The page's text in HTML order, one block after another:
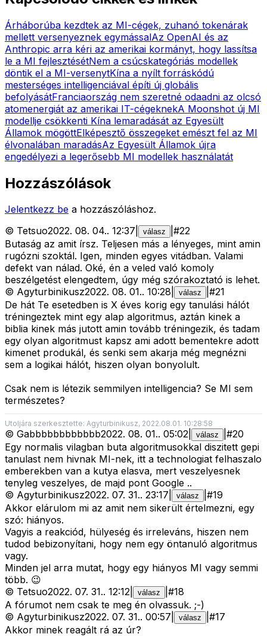
Árháborúba kezdtek az MI-cégek, zuhanó tokenárak
mellett versenyeznek egymássalAz OpenAI és az
Anthropic arra kéri az amerikai kormányt, hogy lassítsa
le a MI fejlesztésétNem a csúcskategóriás modellek
döntik el a MI-versenytKína a nyílt forráskódú
mesterséges intelligenciával építi új globális
befolyásátFranciaország nem szeretné odaadni az olcsó
atomenergiát az amerikai IT-cégeknekA Moonshot új MI
modellje csökkenti Kína lemaradását az Egyesült
Államok mögöttElképesztő összegeket emészt fel az MI
élvonalában maradásAz Egyesült Államok újra
engedélyezi a legerősebb MI modellek használatát
Hozzászólások
Jelentkezz be a hozzászóláshoz.
© Tetsuo2022. 08. 04.. 12:37 válasz #22
Butaság az amit írsz. Teljesen más a lényeges, mint amin
rugózni szoktál. Igen, minden egyes vitádban. Valami
defekt van nálad. Oké, én a veled való komoly
beszélgetést elengedtem, úgy még szórakoztató is lehet.
© Agyturbinikusz2022. 08. 01.. 10:28 válasz #21
De hát Te esetedben is X éves korig egy tanulási hálót
tréningeztek mint egy alap algoritmus, aztán kinek a
biblia kinek más jutott amin tovább tréningezik, és tadam
egy olyan algoritmust kapsz ami adott bementekre adott
kimenet produkál, és senki sem akarja még megnézni
sem a logikai hálót, hiszen olyan bonyolult.
Csak nem is létezik semmilyen intelligencia? Se MI sem
természetes?
Utoljára szerkesztette: Agyturbinikusz, 2022.08.01. 10:28:58
© Gabbbbbbbbbbbb2022. 08. 01.. 05:02 válasz #20
Egy normalis vilagban buta algoritmusokkal diszitett gepi
tanulast nem hivnak MI-nek, itt a technologiat felhaszalo
emberekben van a kutya elasva, mert veszelyesnek
tenyleg veszelyes, de majd pont Google ..
© Agyturbinikusz2022. 07. 31.. 23:17 válasz #19
Akkor elárulom mi az amit nem sikerült értelmezni, egy
szó: hiányos.
Vagyis a reakciód, hülyeség és irreleváns, hiszen nem
tudod bebizonyítani, hogy nem egy öntanuló algoritmus
vagy.
Minden jel arra mutat, hogy egy hiányos MI vagy semmi
több. 😉
© Tetsuo2022. 07. 31.. 12:12 válasz #18
A fórumot nem csak te meg én olvassuk. ;-)
© Agyturbinikusz2022. 07. 31.. 00:57 válasz #17
Akkor minek reagált rá az úr?